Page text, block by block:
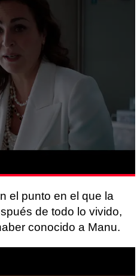
el punto en el que la
de todo lo vivido,
conocido a Manu.